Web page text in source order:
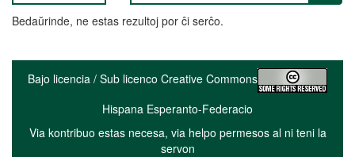
Bedaŭrinde, ne estas rezultoj por ĉi serĉo.
Bajo licencia / Sub licenco Creative Commons
Hispana Esperanto-Federacio
Via kontribuo estas necesa, via helpo permesos al ni teni la
servon